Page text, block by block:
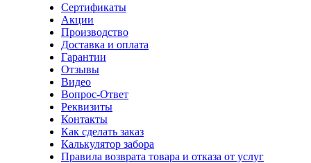
Сертификаты
Акции
Производство
Доставка и оплата
Гарантии
Отзывы
Видео
Вопрос-Ответ
Реквизиты
Контакты
Как сделать заказ
Калькулятор забора
Правила возврата товара и отказа от услуг